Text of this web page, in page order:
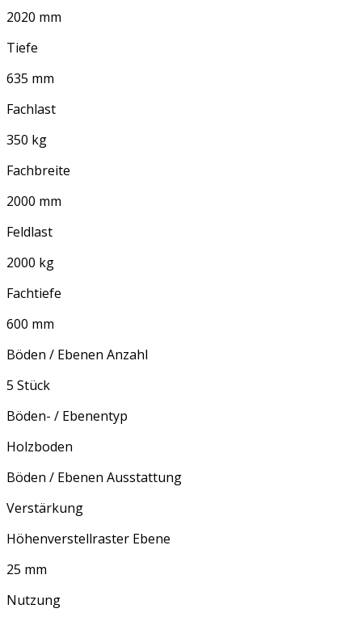
2020 mm
Tiefe
635 mm
Fachlast
350 kg
Fachbreite
2000 mm
Feldlast
2000 kg
Fachtiefe
600 mm
Böden / Ebenen Anzahl
5 Stück
Böden- / Ebenentyp
Holzboden
Böden / Ebenen Ausstattung
Verstärkung
Höhenverstellraster Ebene
25 mm
Nutzung